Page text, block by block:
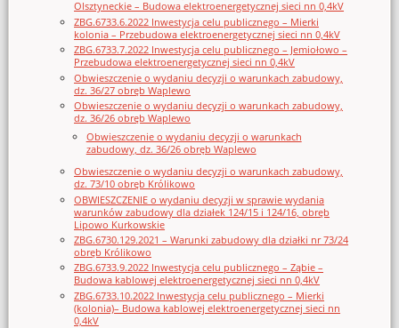
Olsztyneckie – Budowa elektroenergetycznej sieci nn 0,4kV
ZBG.6733.6.2022 Inwestycja celu publicznego – Mierki
kolonia – Przebudowa elektroenergetycznej sieci nn 0,4kV
ZBG.6733.7.2022 Inwestycja celu publicznego – Jemiołowo –
Przebudowa elektroenergetycznej sieci nn 0,4kV
Obwieszczenie o wydaniu decyzji o warunkach zabudowy,
dz. 36/27 obręb Waplewo
Obwieszczenie o wydaniu decyzji o warunkach zabudowy,
dz. 36/26 obręb Waplewo
Obwieszczenie o wydaniu decyzji o warunkach
zabudowy, dz. 36/26 obręb Waplewo
Obwieszczenie o wydaniu decyzji o warunkach zabudowy,
dz. 73/10 obręb Królikowo
OBWIESZCZENIE o wydaniu decyzji w sprawie wydania
warunków zabudowy dla działek 124/15 i 124/16, obręb
Lipowo Kurkowskie
ZBG.6730.129.2021 – Warunki zabudowy dla działki nr 73/24
obręb Królikowo
ZBG.6733.9.2022 Inwestycja celu publicznego – Ząbie –
Budowa kablowej elektroenergetycznej sieci nn 0,4kV
ZBG.6733.10.2022 Inwestycja celu publicznego – Mierki
(kolonia)– Budowa kablowej elektroenergetycznej sieci nn
0,4kV